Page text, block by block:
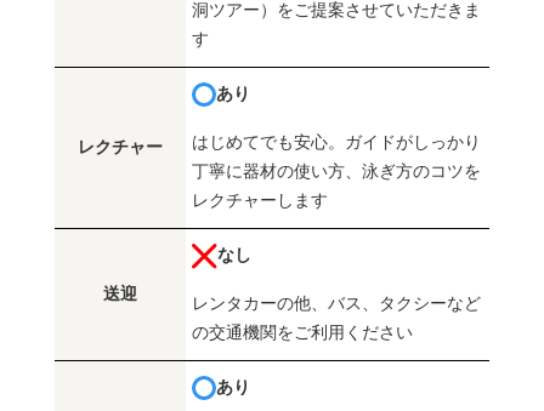
洞ツアー）をご提案させていただきま
す
レクチャー
あり
はじめてでも安心。ガイドがしっかり
丁寧に器材の使い方、泳ぎ方のコツを
レクチャーします
送迎
なし
レンタカーの他、バス、タクシーなど
の交通機関をご利用ください
あり